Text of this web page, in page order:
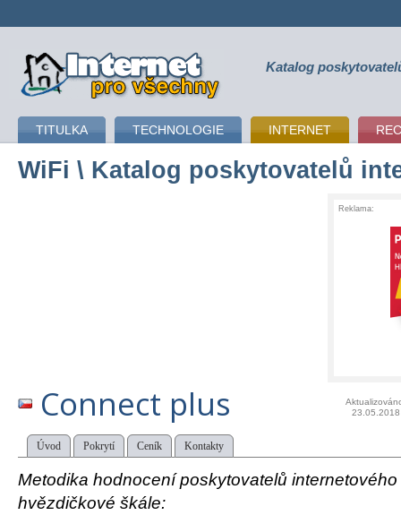
připojení k internetu Katalog
TITULKA TECHNOLOGIE INTERNET
WiFi \ Katalog poskytovatelů
Reklama:
Connect plus
23.05.2018
Úvod Pokrytí Ceník Kontakty
Metodika hodnocení poskytovatelů
hvězdičkové škále: